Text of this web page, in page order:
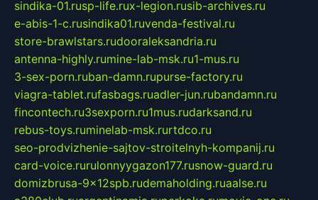
sindika-01.rusp-life.rux-legion.rusib-archives.ru
e-abis-1-c.rusindika01.ruvenda-festival.ru
store-brawlstars.rudooraleksandria.ru
antenna-highly.rumine-lab-msk.ru1-mus.ru
3-sex-porn.ruban-damn.rupurse-factory.ru
viagra-tablet.rufasbags.ruadler-jun.rubandamn.ru
fincontech.ru3sexporn.ru1mus.rudarksand.ru
rebus-toys.ruminelab-msk.rurtdco.ru
seo-prodvizhenie-sajtov-stroitelnyh-kompanij.ru
card-voice.rurulonnyygazon177.rusnow-guard.ru
domizbrusa-9x12spb.rudemaholding.ruaalse.ru